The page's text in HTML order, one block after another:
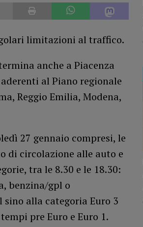
limitazioni al traffico.
anche a Piacenza
al Piano regionale
Reggio Emilia, Modena,
27 gennaio compresi, le
di circolazione alle auto e
tra le 8.30 e le 18.30:
benzina/gpl o
sino alla categoria Euro 3
pre Euro e Euro 1.